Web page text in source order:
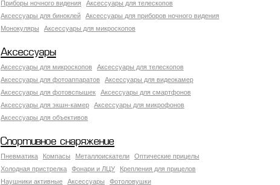
Приборы ночного видения
Аксессуары для телескопов
Аксессуары для биноклей
Аксессуары для приборов ночного видения
Монокуляры
Аксессуары для микроскопов
Аксессуары
Аксессуары для микроскопов
Аксессуары для телескопов
Аксессуары для фотоаппаратов
Аксессуары для видеокамер
Аксессуары для фотовспышек
Аксессуары для смартфонов
Аксессуары для экшн-камер
Аксессуары для микрофонов
Аксессуары для объективов
Спортивное снаряжение
Пневматика Компасы Металлоискатели
Оптические прицелы
Холодная пристрелка
Фонари и ЛЦУ
Крепления для прицелов
Наушники активные
Аксессуары Фотоловушки